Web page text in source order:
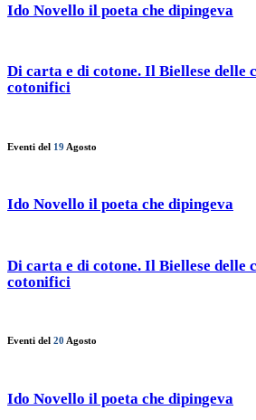
Ido Novello il poeta che dipingeva
Di carta e di cotone. Il Biellese delle
cotonifici
Eventi del 19 Agosto
Ido Novello il poeta che dipingeva
Di carta e di cotone. Il Biellese delle
cotonifici
Eventi del 20 Agosto
Ido Novello il poeta che dipingeva